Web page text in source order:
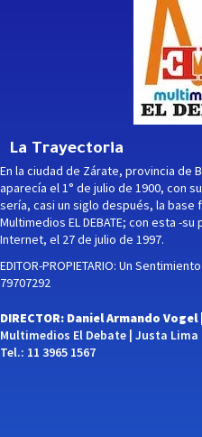
La Trayectoria
En la ciudad de Zárate, provincia de
aparecía el 1° de julio de 1900, con
sería, casi un siglo después, la base
Multimedios EL DEBATE; con esta -
Internet, el 27 de julio de 1997.
EDITOR-PROPIETARIO: Un
79707292
DIRECTOR: Daniel Armando Vogel |
Multimedios El Debate | Justa Lima
Tel.: 11 3965 1567